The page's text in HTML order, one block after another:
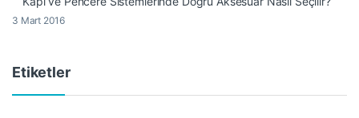
3 Mart 2016
Etiketler